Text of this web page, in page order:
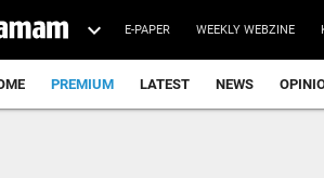
E-PAPER WEEKLY WEBZINE
PREMIUM LATEST NEWS